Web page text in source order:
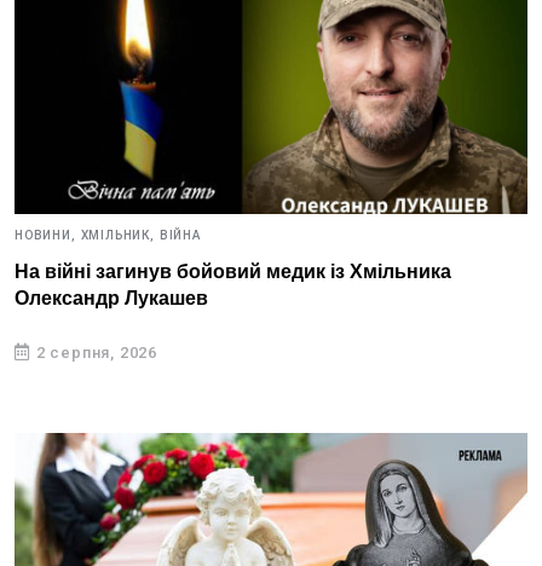
НОВИНИ, ХМІЛЬНИК, ВІЙНА
На війні загинув бойовий медик із Хмільника
Олександр Лукашев
2 серпня, 2026